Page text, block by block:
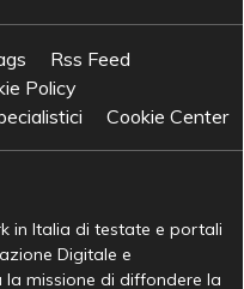
Rss Feed
Policy
Cookie Center
in Italia di testate e portali
Digitale e
la missione di diffondere la